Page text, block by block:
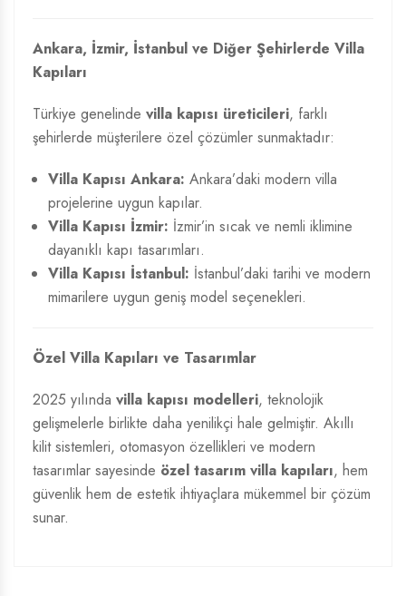
Ankara, İzmir, İstanbul ve Diğer Şehirlerde Villa
Kapıları
Türkiye genelinde villa kapısı üreticileri, farklı
şehirlerde müşterilere özel çözümler sunmaktadır:
Villa Kapısı Ankara: Ankara’daki modern villa
projelerine uygun kapılar.
Villa Kapısı İzmir: İzmir’in sıcak ve nemli iklimine
dayanıklı kapı tasarımları.
Villa Kapısı İstanbul: İstanbul’daki tarihi ve modern
mimarilere uygun geniş model seçenekleri.
Özel Villa Kapıları ve Tasarımlar
2025 yılında villa kapısı modelleri, teknolojik
gelişmelerle birlikte daha yenilikçi hale gelmiştir. Akıllı
kilit sistemleri, otomasyon özellikleri ve modern
tasarımlar sayesinde özel tasarım villa kapıları, hem
güvenlik hem de estetik ihtiyaçlara mükemmel bir çözüm
sunar.